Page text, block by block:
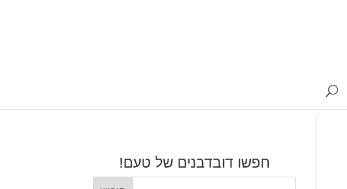
חפשו דובדבנים של טעם!